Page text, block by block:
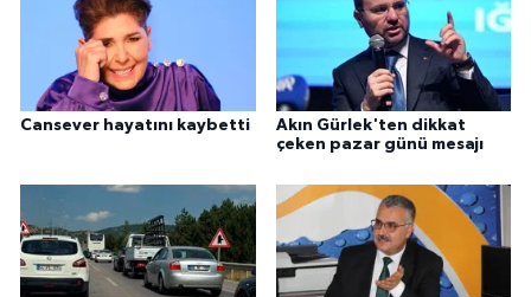
Cansever hayatını kaybetti
Akın Gürlek'ten dikkat
çeken pazar günü mesajı